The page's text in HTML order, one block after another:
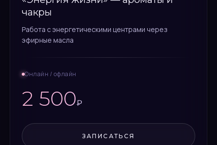
чакры
Работа с энергетическими центрами через
эфирные масла
Онлайн / офлайн
2 500₽
ЗАПИСАТЬСЯ